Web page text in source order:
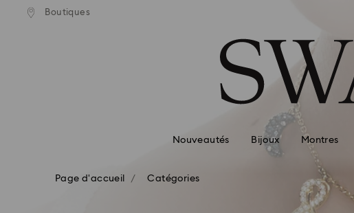
Accesskeys list
Boutiques
Nouveautés Bijoux Montres
Page d'accueil Catégories